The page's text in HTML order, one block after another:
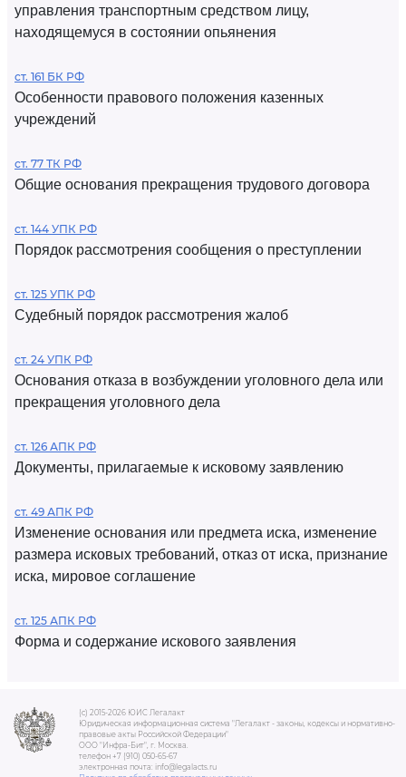
управления транспортным средством лицу,
находящемуся в состоянии опьянения
ст. 161 БК РФ
Особенности правового положения казенных
учреждений
ст. 77 ТК РФ
Общие основания прекращения трудового договора
ст. 144 УПК РФ
Порядок рассмотрения сообщения о преступлении
ст. 125 УПК РФ
Судебный порядок рассмотрения жалоб
ст. 24 УПК РФ
Основания отказа в возбуждении уголовного дела или
прекращения уголовного дела
ст. 126 АПК РФ
Документы, прилагаемые к исковому заявлению
ст. 49 АПК РФ
Изменение основания или предмета иска, изменение
размера исковых требований, отказ от иска, признание
иска, мировое соглашение
ст. 125 АПК РФ
Форма и содержание искового заявления
(c) 2015-2026 ЮИС Легалакт
Юридическая информационная система "Легалакт - законы, кодексы и нормативно-
правовые акты Российской Федерации"
ООО "Инфра-Бит", г. Москва.
телефон +7 (910) 050-65-67
электронная почта: info@legalacts.ru